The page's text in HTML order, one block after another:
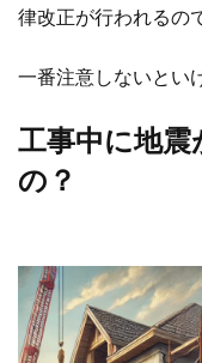
律改正が行われるの
一番注意しないとい
工事中に地
の？